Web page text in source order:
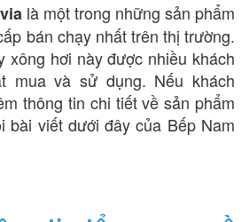
là một trong những sản phẩm
bán chạy nhất trên thị trường.
xông hơi này được nhiều khách
mua và sử dụng. Nếu khách
thông tin chi tiết về sản phẩm
bài viết dưới đây của Bếp Nam